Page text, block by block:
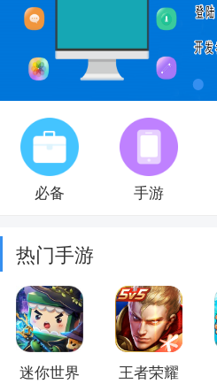
必备 手游
热门手游
迷你世界 王者荣耀